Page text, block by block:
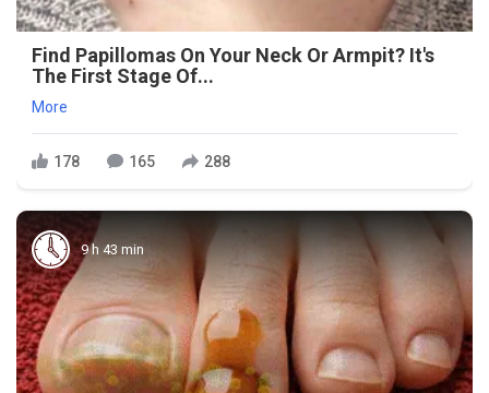
Find Papillomas On Your Neck Or Armpit? It's
The First Stage Of...
More
178 165 288
9 h 43 min